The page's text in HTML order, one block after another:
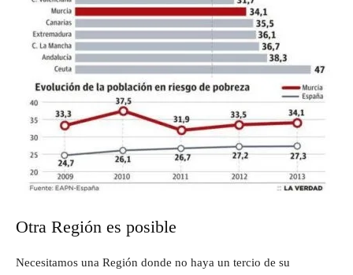
Otra Región es posible
Necesitamos una Región donde no haya un tercio de su